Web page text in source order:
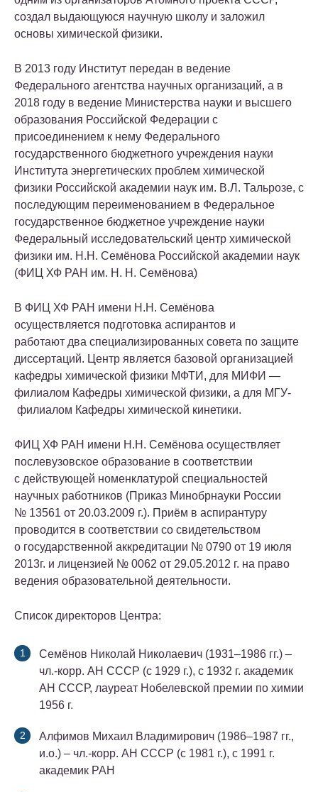
создал выдающуюся научную школу и заложил
основы химической физики.
В 2013 году Институт передан в ведение
Федерального агентства научных организаций, а в
2018 году в ведение Министерства науки и высшего
образования Российской Федерации с
присоединением к нему Федерального
государственного бюджетного учреждения науки
Института энергетических проблем химической
физики Российской академии наук им. В.Л. Тальрозе, с
последующим переименованием в Федеральное
государственное бюджетное учреждение науки
Федеральный исследовательский центр химической
физики им. Н.Н. Семёнова Российской академии наук
(ФИЦ ХФ РАН им. Н. Н. Семёнова)
В ФИЦ ХФ РАН имени Н.Н. Семёнова
осуществляется подготовка аспирантов и
работают два специализированных совета по защите
диссертаций. Центр является базовой организацией
кафедры химической физики МФТИ, для МИФИ —
филиалом Кафедры химической физики, а для МГУ-
филиалом Кафедры химической кинетики.
ФИЦ ХФ РАН имени Н.Н. Семёнова осуществляет
послевузовское образование в соответствии
с действующей номенклатурой специальностей
научных работников (Приказ Минобрнауки России
№ 13561 от 20.03.2009 г.). Приём в аспирантуру
проводится в соответствии со свидетельством
о государственной аккредитации № 0790 от 19 июля
2013г. и лицензией № 0062 от 29.05.2012 г. на право
ведения образовательной деятельности.
Список директоров Центра:
Семёнов Николай Николаевич (1931–1986 гг.) –
чл.-корр. АН СССР (с 1929 г.), с 1932 г. академик
АН СССР, лауреат Нобелевской премии по химии
1956 г.
Алфимов Михаил Владимирович (1986–1987 гг.,
и.о.) – чл.-корр. АН СССР (с 1981 г.), с 1991 г.
академик РАН